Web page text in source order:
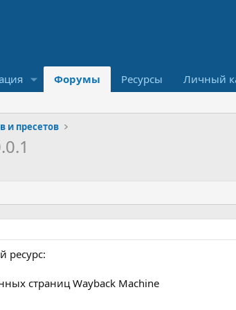
Форумы Ресурсы Личный
и пресетов
ресурс:
страниц Wayback Machine